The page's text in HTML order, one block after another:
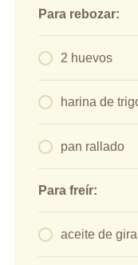
Para rebozar:
2 huevos
harina de
pan rallado
Para freír:
aceite de